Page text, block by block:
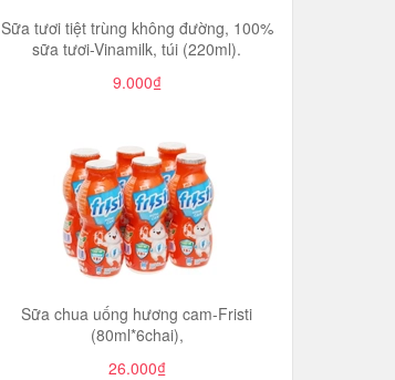
Sữa tươi tiệt trùng không đường, 100%
sữa tươi-Vinamilk, túi (220ml).
9.000₫
Sữa chua uống hương cam-Fristi
(80ml*6chai),
26.000₫